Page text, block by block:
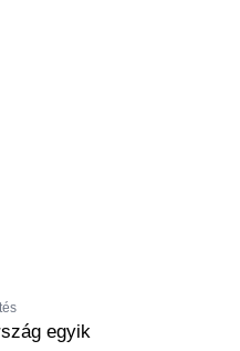
egyik